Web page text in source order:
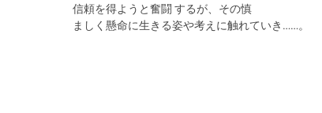
信頼を得ようと奮闘 するが、その慎
ましく懸命に生きる姿や考えに触れていき……。